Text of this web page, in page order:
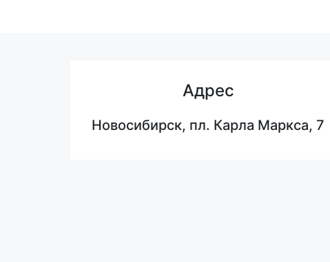
Адрес
Новосибирск, пл. Карла Маркса, 7